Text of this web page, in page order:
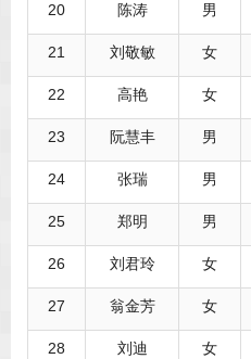
20 陈涛 男
21 刘敬敏 女
22 高艳 女
23 阮慧丰 男
24 张瑞 男
25 郑明 男
26 刘君玲 女
27 翁金芳 女
28 刘迪 女